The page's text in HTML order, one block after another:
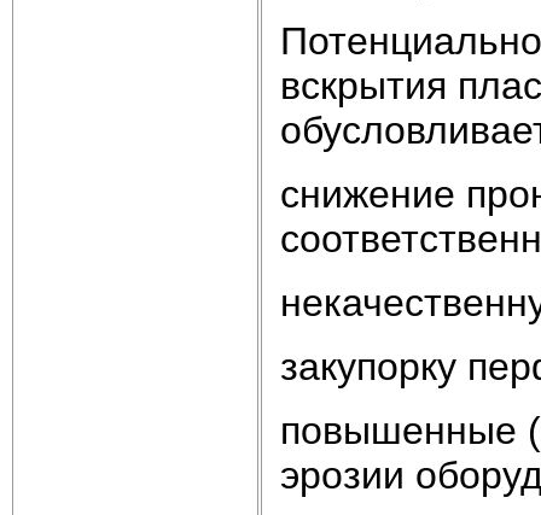
вскрытия
снижение
закупорку
повышенные
эрозии